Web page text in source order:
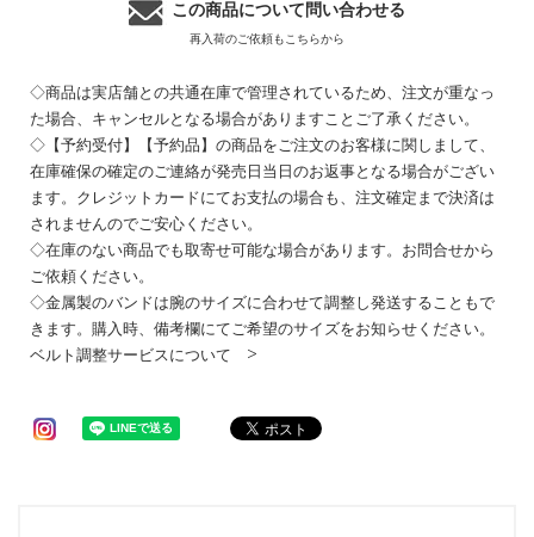
この商品について問い合わせる
再入荷のご依頼もこちらから
◇商品は実店舗との共通在庫で管理されているため、注文が重なっ
た場合、キャンセルとなる場合がありますことご了承ください。
◇【予約受付】【予約品】の商品をご注文のお客様に関しまして、
在庫確保の確定のご連絡が発売日当日のお返事となる場合がござい
ます。クレジットカードにてお支払の場合も、注文確定まで決済は
されませんのでご安心ください。
◇在庫のない商品でも取寄せ可能な場合があります。お問合せから
ご依頼ください。
◇金属製のバンドは腕のサイズに合わせて調整し発送することもで
きます。購入時、備考欄にてご希望のサイズをお知らせください。
ベルト調整サービスについて >